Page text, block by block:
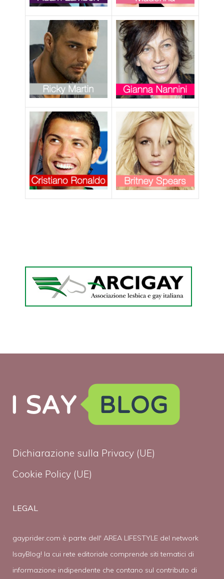
Dichiarazione sulla Privacy (UE)
Cookie Policy (UE)
LEGAL
gayprider.com è parte dell' AREA LIFESTYLE del network
IsayBlog! la cui rete editoriale comprende siti tematici di
informazione indipendente che contano sul contributo di